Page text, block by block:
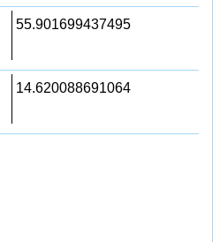
55.901699437495
14.620088691064